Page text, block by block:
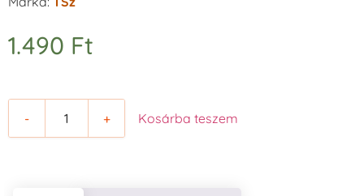
1.490 Ft
- + Kosárba teszem